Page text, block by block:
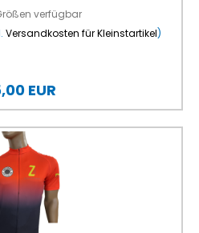
verfügbar
Versandkosten für Kleinstartikel)
EUR